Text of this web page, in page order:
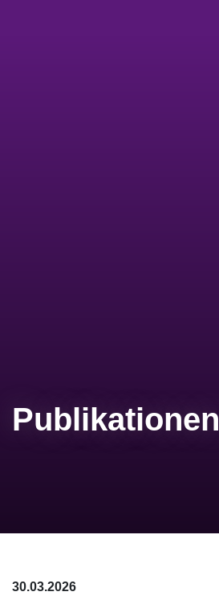
Publikationen
30.03.2026